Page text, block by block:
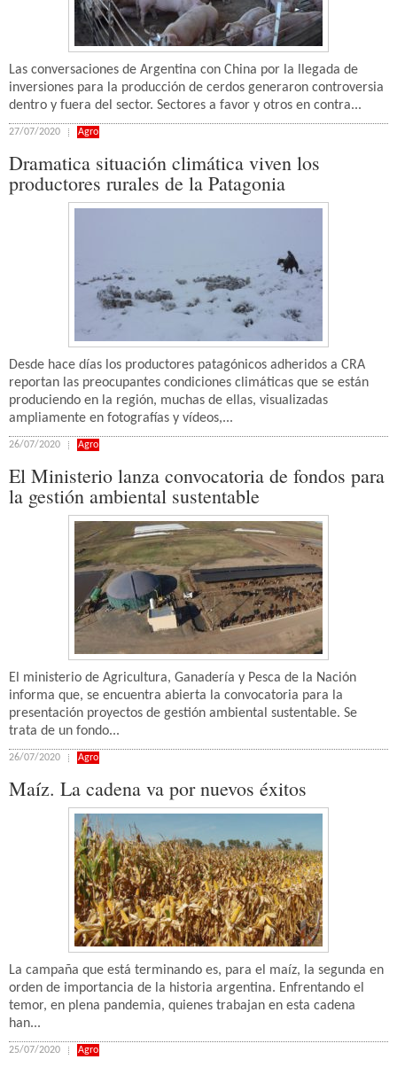
Las conversaciones de Argentina con China por la llegada de
inversiones para la producción de cerdos generaron controversia
dentro y fuera del sector. Sectores a favor y otros en contra...
27/07/2020 Agro
Dramatica situación climática viven los
productores rurales de la Patagonia
Desde hace días los productores patagónicos adheridos a CRA
reportan las preocupantes condiciones climáticas que se están
produciendo en la región, muchas de ellas, visualizadas
ampliamente en fotografías y vídeos,...
26/07/2020 Agro
El Ministerio lanza convocatoria de fondos para
la gestión ambiental sustentable
El ministerio de Agricultura, Ganadería y Pesca de la Nación
informa que, se encuentra abierta la convocatoria para la
presentación proyectos de gestión ambiental sustentable. Se
trata de un fondo...
26/07/2020 Agro
Maíz. La cadena va por nuevos éxitos
La campaña que está terminando es, para el maíz, la segunda en
orden de importancia de la historia argentina. Enfrentando el
temor, en plena pandemia, quienes trabajan en esta cadena
han...
25/07/2020 Agro